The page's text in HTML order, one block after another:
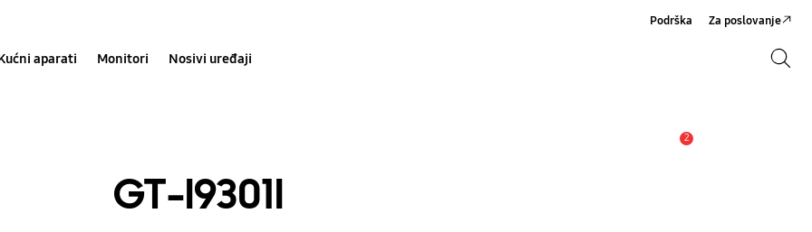
aparati Monitori Nosivi uređaji
Podrška Za poslovanje
2
GT-I9301I